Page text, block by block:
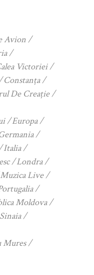
Avion
Victoriei
Constanța
De Creație
Europa
Italia
Londra
Muzica Live
Moldova
Sinaia
Mures